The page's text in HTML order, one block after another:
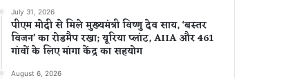
July 31, 2026
पीएम मोदी से मिले मुख्यमंत्री विष्णु देव साय, ‘बस्तर
विजन’ का रोडमैप रखा; यूरिया प्लांट, AIIA और 461
गांवों के लिए मांगा केंद्र का सहयोग
August 6, 2026